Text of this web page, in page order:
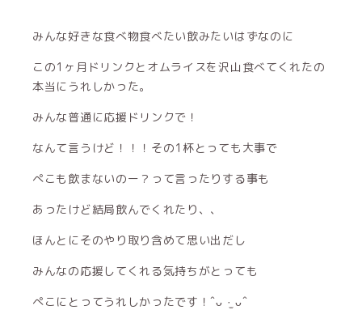
みんな好きな食べ物食べたい飲みたいはずなのに
この1ヶ月ドリンクとオムライスを沢山食べてくれたの
本当にうれしかった。
みんな普通に応援ドリンクで！
なんて言うけど！！！その1杯とっても大事で
ぺこも飲まないのー？って言ったりする事も
あったけど結局飲んでくれたり、、
ほんとにそのやり取り含めて思い出だし
みんなの応援してくれる気持ちがとっても
ぺこにとってうれしかったです！ˆᴗ ·̫ ᴗˆ